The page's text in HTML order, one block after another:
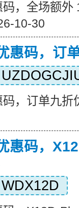
，全场额外
10-30
惠码，订
，订单九折
惠码，
WDX12D